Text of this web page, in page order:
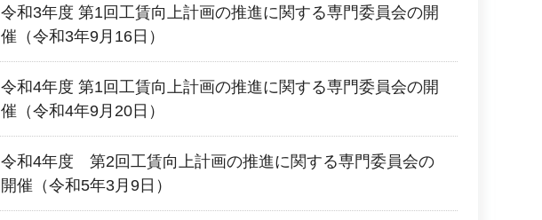
令和3年度 第1回工賃向上計画の推進に関する専門委員会の開
催（令和3年9月16日）
令和4年度 第1回工賃向上計画の推進に関する専門委員会の開
催（令和4年9月20日）
令和4年度 第2回工賃向上計画の推進に関する専門委員会の
開催（令和5年3月9日）